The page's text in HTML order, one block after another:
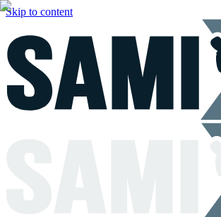
Skip to content